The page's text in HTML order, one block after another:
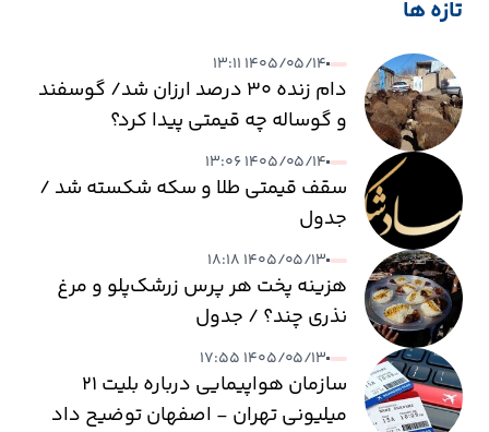
تازه ها
۱۴۰۵/۰۵/۱۴ ۱۳:۱۱
دام زنده ۳۰ درصد ارزان شد/ گوسفند
و گوساله چه قیمتی پیدا کرد؟
۱۴۰۵/۰۵/۱۴ ۱۳:۰۶
سقف قیمتی طلا و سکه شکسته شد /
جدول
۱۴۰۵/۰۵/۱۳ ۱۸:۱۸
هزینه پخت هر پرس زرشک‌پلو و مرغ
نذری چند؟ / جدول
۱۴۰۵/۰۵/۱۳ ۱۷:۵۵
سازمان هواپیمایی درباره بلیت ۲۱
میلیونی تهران - اصفهان توضیح داد